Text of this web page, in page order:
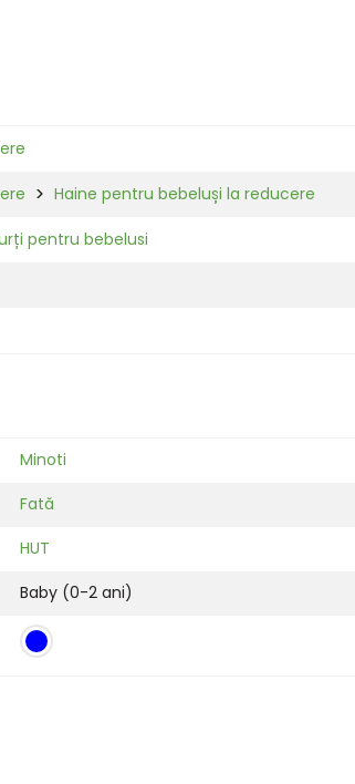
Haine pentru bebeluși la reducere
pentru bebelusi
Minoti
Fată
HUT
Baby (0-2 ani)